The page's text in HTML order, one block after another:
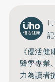
《優活
醫學專業
力為讀者